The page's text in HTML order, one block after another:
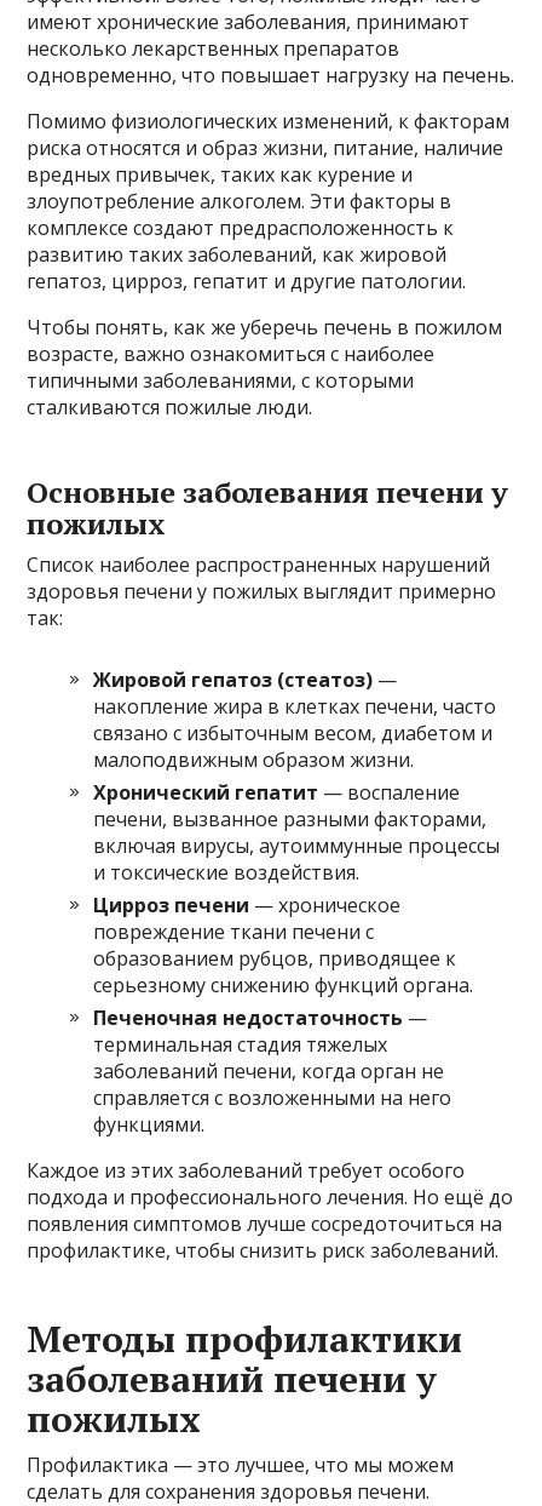
имеют хронические заболевания, принимают
несколько лекарственных препаратов
одновременно, что повышает нагрузку на печень.
Помимо физиологических изменений, к факторам
риска относятся и образ жизни, питание, наличие
вредных привычек, таких как курение и
злоупотребление алкоголем. Эти факторы в
комплексе создают предрасположенность к
развитию таких заболеваний, как жировой
гепатоз, цирроз, гепатит и другие патологии.
Чтобы понять, как же уберечь печень в пожилом
возрасте, важно ознакомиться с наиболее
типичными заболеваниями, с которыми
сталкиваются пожилые люди.
Основные заболевания печени у
пожилых
Список наиболее распространенных нарушений
здоровья печени у пожилых выглядит примерно
так:
Жировой гепатоз (стеатоз) —
накопление жира в клетках печени, часто
связано с избыточным весом, диабетом и
малоподвижным образом жизни.
Хронический гепатит — воспаление
печени, вызванное разными факторами,
включая вирусы, аутоиммунные процессы
и токсические воздействия.
Цирроз печени — хроническое
повреждение ткани печени с
образованием рубцов, приводящее к
серьезному снижению функций органа.
Печеночная недостаточность —
терминальная стадия тяжелых
заболеваний печени, когда орган не
справляется с возложенными на него
функциями.
Каждое из этих заболеваний требует особого
подхода и профессионального лечения. Но ещё до
появления симптомов лучше сосредоточиться на
профилактике, чтобы снизить риск заболеваний.
Методы профилактики
заболеваний печени у
пожилых
Профилактика — это лучшее, что мы можем
сделать для сохранения здоровья печени.